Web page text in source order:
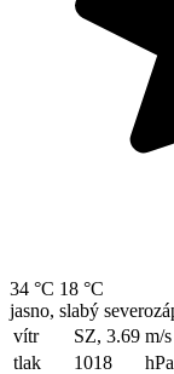
34 °C 18 °C
jasno, slabý
vítr
SZ, 3.69 m/s
tlak
1018
hPa